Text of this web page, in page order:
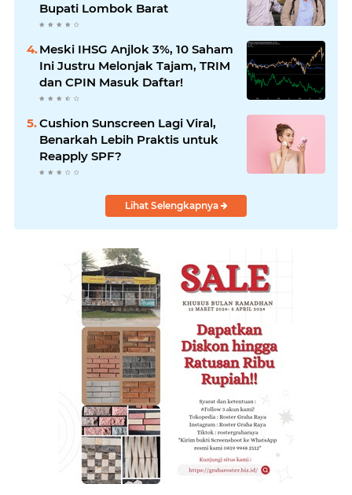
Bupati Lombok Barat
Meski IHSG Anjlok 3%, 10 Saham
Ini Justru Melonjak Tajam, TRIM
dan CPIN Masuk Daftar!
Cushion Sunscreen Lagi Viral,
Benarkah Lebih Praktis untuk
Reapply SPF?
Lihat Selengkapnya